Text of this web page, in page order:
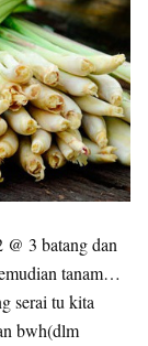
3 batang dan
tanam…
serai tu kita
bwh(dlm